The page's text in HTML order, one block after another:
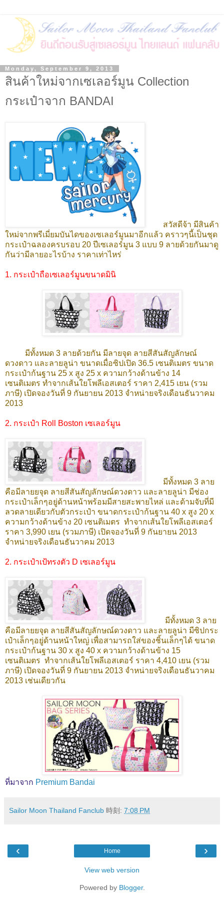
Monday, September 9, 2013
สินค้าใหม่จากเซเลอร์มูน Collection
กระเป๋าจาก BANDAI
สวัสดีจ้า มีสินค้า
ใหม่จากพรีเมี่ยมบันไดของเซเลอร์มูนมาอีกแล้ว คราวๆนี้เป็นชุด
กระเป๋าฉลองครบรอบ 20 ปีเซเลอร์มูน 3 แบบ 9 ลายด้วยกันมาดู
กันว่ามีลายอะไรบ้าง ราคาเท่าไหร่
1. กระเป๋าถือเซเลอร์มูนขนาดมินิ
มีทั้งหมด 3 ลายด้วยกัน มีลายจุด ลายสีสันสัญลักษณ์
ดวงดาว และลายลูน่า ขนาดเมื่อซิปเปิด 36.5 เซนติเมตร ขนาด
กระเป๋าก้นฐาน 25 x สูง 25 x ความกว้างด้านข้าง 14
เซนติเมตร ทำจากเส้นใยโพลีเอสเตอร์ ราคา 2,415 เยน (รวม
ภาษี) เปิดจองวันที่ 9 กันยายน 2013 จำหน่ายจริงเดือนธันวาคม
2013
2. กระเป๋า Roll Boston เซเลอร์มูน
มีทั้งหมด 3 ลาย
คือมีลายยจุด ลายสีสันสัญลักษณ์ดวงดาว และลายลูน่า มีช่อง
กระเป๋าเล็กๆอยู่ด้านหน้าพร้อมมีสายสะพายไหล่ และด้ามจับที่มี
ลวดลายเดียวกับตัวกระเป๋า ขนาดกระเป๋าก้นฐาน 40 x สูง 20 x
ความกว้างด้านข้าง 20 เซนติเมตร ทำจากเส้นใยโพลีเอสเตอร์
ราคา 3,990 เยน (รวมภาษี) เปิดจองวันที่ 9 กันยายน 2013
จำหน่ายจริงเดือนธันวาคม 2013
2. กระเป๋าเป้ทรงตัว D เซเลอร์มูน
มีทั้งหมด 3 ลาย
คือมีลายยจุด ลายสีสันสัญลักษณ์ดวงดาว และลายลูน่า มีซิปกระ
เป๋าเล็กๆอยู่ด้านหน้าใหญ่ เพื่อสามารถใส่ของชิ้นเล็กๆได้ ขนาด
กระเป๋าก้นฐาน 30 x สูง 40 x ความกว้างด้านข้าง 15
เซนติเมตร ทำจากเส้นใยโพลีเอสเตอร์ ราคา 4,410 เยน (รวม
ภาษี) เปิดจองวันที่ 9 กันยายน 2013 จำหน่ายจริงเดือนธันวาคม
2013 เช่นเดียวกัน
ที่มาจาก Premium Bandai
Sailor Moon Thailand Fanclub 時刻: 7:08 PM
‹ ›
Home
View web version
Powered by Blogger.